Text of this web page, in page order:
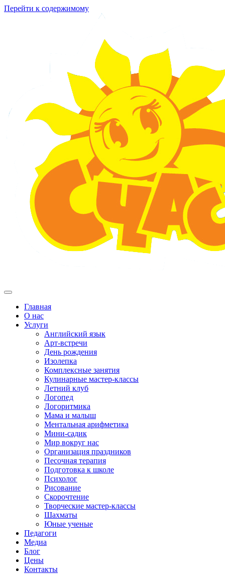
Перейти к содержимому
Главная
О нас
Услуги
Английский язык
Арт-встречи
День рождения
Изолепка
Комплексные занятия
Кулинарные мастер-классы
Летний клуб
Логопед
Логоритмика
Мама и малыш
Ментальная арифметика
Мини-садик
Мир вокруг нас
Организация праздников
Песочная терапия
Подготовка к школе
Психолог
Рисование
Скорочтение
Творческие мастер-классы
Шахматы
Юные ученые
Педагоги
Медиа
Блог
Цены
Контакты